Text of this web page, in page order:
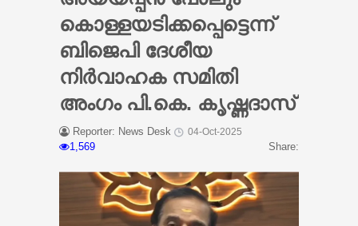
കൊള്ളയടിക്കപ്പെട്ടെന്ന്
ബിജെപി ദേശീയ
നിര്‍വാഹക സമിതി
അംഗം പി.കെ. കൃഷ്ണദാസ്
Reporter: News Desk 04-Oct-2025
1,569 Share: